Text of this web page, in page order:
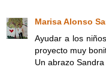
Marisa Alonso
Ayudar a los
proyecto muy
Un abrazo Sandra